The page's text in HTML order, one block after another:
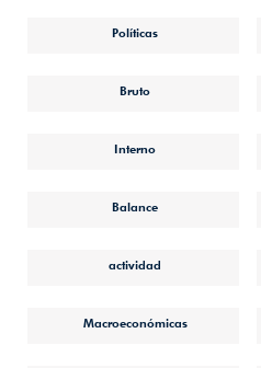
Políticas
Bruto
Interno
Balance
actividad
Macroeconómicas